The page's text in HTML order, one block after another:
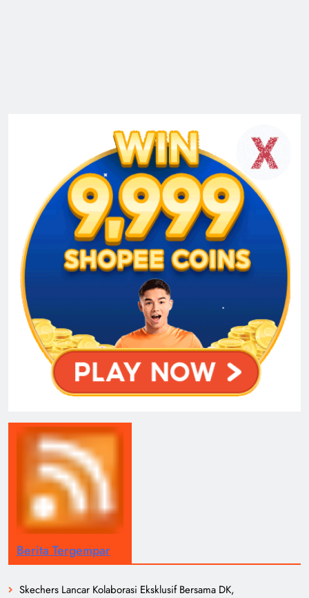
Berita Tergempar
Skechers Lancar Kolaborasi Eksklusif Bersama DK,